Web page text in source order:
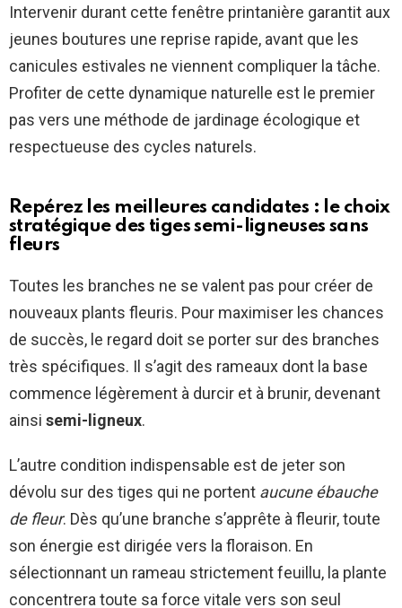
Intervenir durant cette fenêtre printanière garantit aux
jeunes boutures une reprise rapide, avant que les
canicules estivales ne viennent compliquer la tâche.
Profiter de cette dynamique naturelle est le premier
pas vers une méthode de jardinage écologique et
respectueuse des cycles naturels.
Repérez les meilleures candidates : le choix
stratégique des tiges semi-ligneuses sans
fleurs
Toutes les branches ne se valent pas pour créer de
nouveaux plants fleuris. Pour maximiser les chances
de succès, le regard doit se porter sur des branches
très spécifiques. Il s’agit des rameaux dont la base
commence légèrement à durcir et à brunir, devenant
ainsi semi-ligneux.
L’autre condition indispensable est de jeter son
dévolu sur des tiges qui ne portent aucune ébauche
de fleur. Dès qu’une branche s’apprête à fleurir, toute
son énergie est dirigée vers la floraison. En
sélectionnant un rameau strictement feuillu, la plante
concentrera toute sa force vitale vers son seul